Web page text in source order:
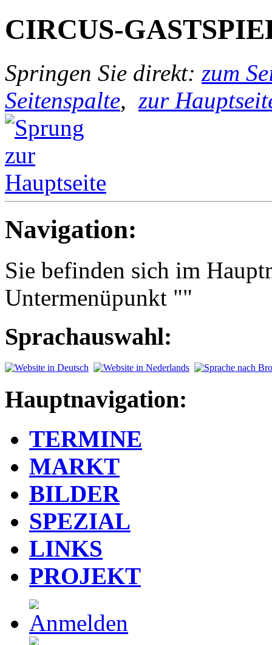
CIRCUS-
Springen Sie direkt: zum
Seitenspalte, zur
Navigation:
Sie befinden sich im
Untermenüpunkt ""
Sprachauswahl:
Hauptnavigation:
TERMINE
MARKT
BILDER
SPEZIAL
LINKS
PROJEKT